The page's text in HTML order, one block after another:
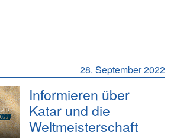
28. September 2022
Informieren über
Katar und die
Weltmeisterschaft